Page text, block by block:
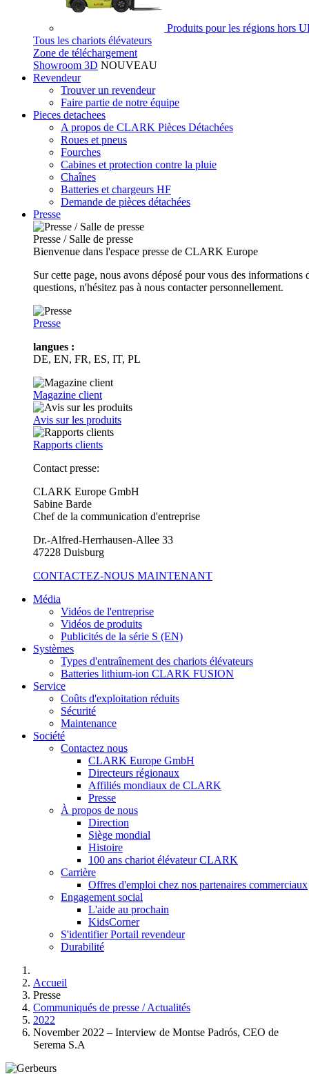
Produits pour les régions hors
Tous les chariots élévateurs
Zone de téléchargement
Showroom 3D NOUVEAU
Revendeur
Trouver un revendeur
Faire partie de notre équipe
Pieces detachees
A propos de CLARK Pièces Détachées
Roues et pneus
Fourches
Cabines et protection contre la pluie
Chaînes
Batteries et chargeurs HF
Demande de pièces détachées
Presse
Presse / Salle de presse
Bienvenue dans l'espace presse de CLARK Europe
Sur cette page, nous avons déposé pour vous des
questions, n'hésitez pas à nous contacter personnellement.
Presse
langues :
DE, EN, FR, ES, IT, PL
Magazine client
Avis sur les produits
Rapports clients
Contact presse:
CLARK Europe GmbH
Sabine Barde
Chef de la communication d'entreprise
Dr.-Alfred-Herrhausen-Allee 33
47228 Duisburg
CONTACTEZ-NOUS MAINTENANT
Média
Vidéos de l'entreprise
Vidéos de produits
Publicités de la série S (EN)
Systèmes
Types d'entraînement des chariots élévateurs
Batteries lithium-ion CLARK FUSION
Service
Coûts d'exploitation réduits
Sécurité
Maintenance
Société
Contactez nous
CLARK Europe GmbH
Directeurs régionaux
Affiliés mondiaux de CLARK
Presse
À propos de nous
Direction
Siège mondial
Histoire
100 ans chariot élévateur CLARK
Carrière
Offres d'emploi chez nos partenaires commerciaux
Engagement social
L'aide au prochain
KidsCorner
S'identifier Portail revendeur
Durabilité
Accueil
Presse
Communiqués de presse / Actualités
2022
November 2022 – Interview de Montse Padrós, CEO de
Serema S.A